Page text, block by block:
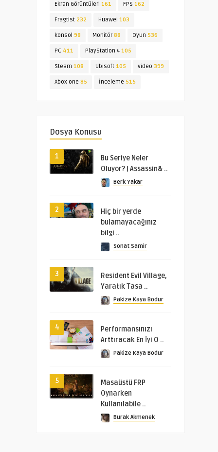
Ekran Görüntüleri 161 FPS 162
Fragtist 232 Huawei 103
konsol 98 Monitör88 Oyun 536
PC 411 PlayStation 4 105
Steam 108 Ubisoft 105 video 399
Xbox one 85 İnceleme 515
Dosya Konusu
1
Bu Seriye Neler
Oluyor? | Assassin& ..
Berk Yakar
2
Hiç bir yerde
bulamayacağınız
bilgi ..
Sonat Samir
3
Resident Evil Village,
Yaratık Tasa ..
Pakize Kaya Bodur
4
Performansınızı
Arttıracak En İyi O ..
Pakize Kaya Bodur
5
Masaüstü FRP
Oynarken
Kullanılabile ..
Burak Akmenek